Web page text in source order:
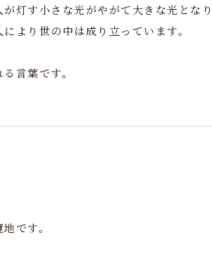
灯す小さな光がやがて大きな光となり
より世の中は成り立っています。
言葉です。
です。